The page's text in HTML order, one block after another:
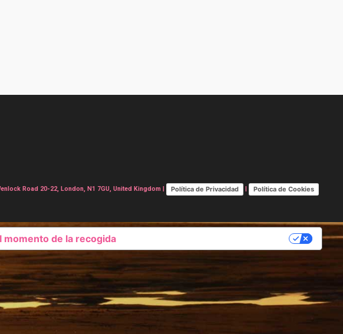
Road 20-22, London, N1 7GU, United Kingdom | Política de Privacidad | Política de Cookies
momento de la recogida